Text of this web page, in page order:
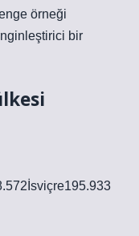
örneği
bir